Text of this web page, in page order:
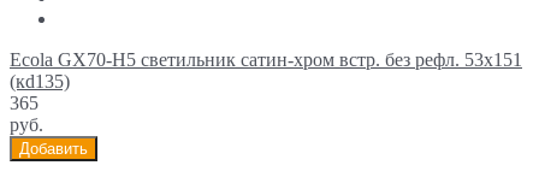
Ecola GX70-H5 светильник сатин-хром встр. без рефл. 53x151
(кd135)
365
руб.
Добавить